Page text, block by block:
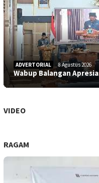
ADVERTORIAL 8 Agustus 2026
Wabup Balangan
VIDEO
RAGAM